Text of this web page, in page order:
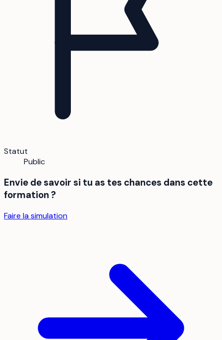
Statut
Public
Envie de savoir si tu as tes chances dans cette
formation ?
Faire la simulation